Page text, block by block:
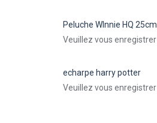
Peluche WInnie HQ 25cm
Veuillez vous enregistrer
echarpe harry potter
Veuillez vous enregistrer